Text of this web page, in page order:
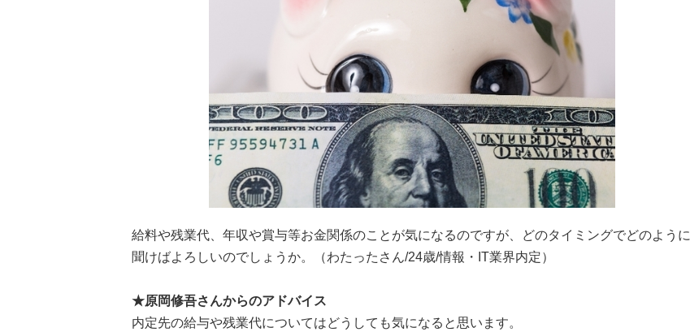
給料や残業代、年収や賞与等お金関係のことが気になるのですが、どのタイミングでどのように
聞けばよろしいのでしょうか。（わたったさん/24歳/情報・IT業界内定）
★原岡修吾さんからのアドバイス
内定先の給与や残業代についてはどうしても気になると思います。